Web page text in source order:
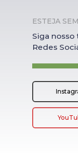
ESTEJA
Siga
Redes